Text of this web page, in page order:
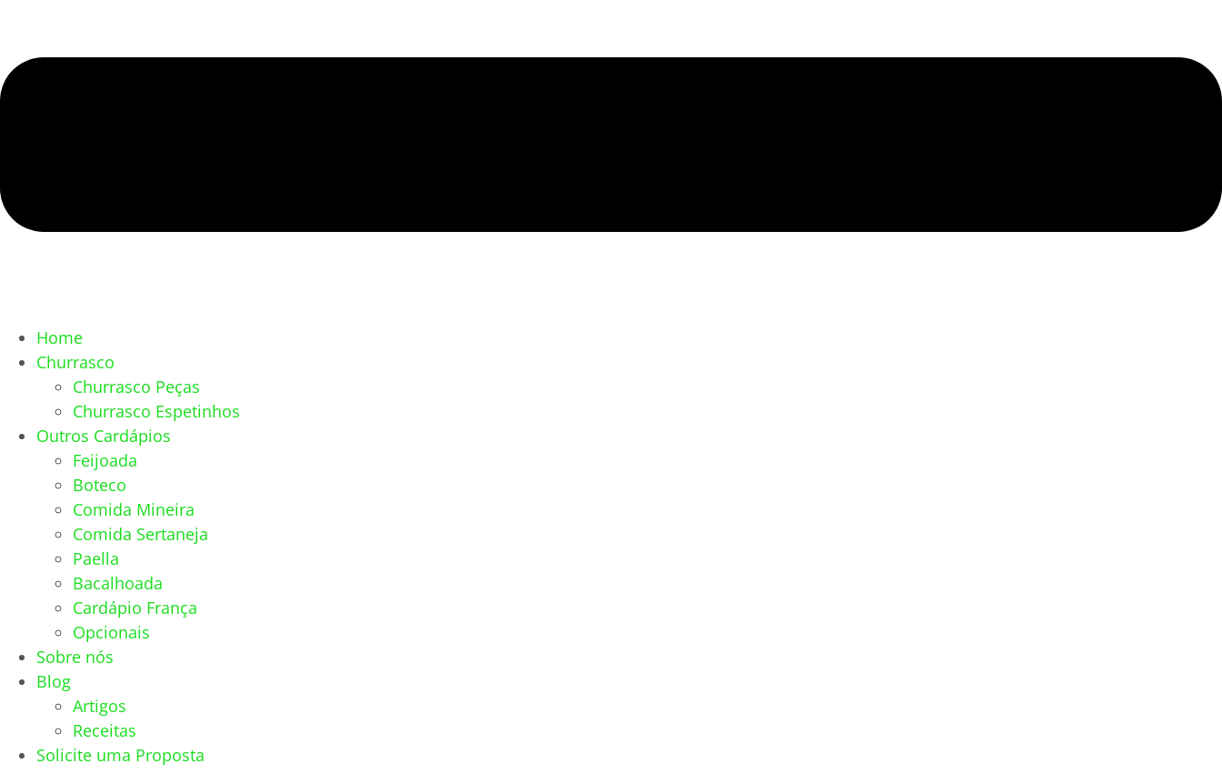
Home
Churrasco
Churrasco Peças
Churrasco Espetinhos
Outros Cardápios
Feijoada
Boteco
Comida Mineira
Comida Sertaneja
Paella
Bacalhoada
Cardápio França
Opcionais
Sobre nós
Blog
Artigos
Receitas
Solicite uma Proposta